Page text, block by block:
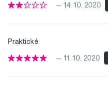
— 14. 10. 2020
Praktické
— 11. 10. 2020